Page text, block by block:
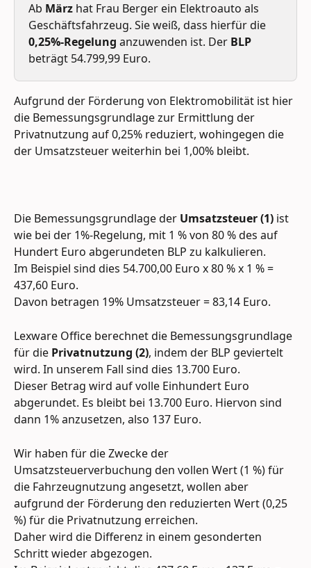
Ab März hat Frau Berger ein Elektroauto als
Geschäftsfahrzeug. Sie weiß, dass hierfür die
0,25%-Regelung anzuwenden ist. Der BLP
beträgt 54.799,99 Euro.
Aufgrund der Förderung von Elektromobilität ist hier
die Bemessungsgrundlage zur Ermittlung der
Privatnutzung auf 0,25% reduziert, wohingegen die
der Umsatzsteuer weiterhin bei 1,00% bleibt.
Die Bemessungsgrundlage der Umsatzsteuer(1) ist
wie bei der 1%-Regelung, mit 1 % von 80 % des auf
Hundert Euro abgerundeten BLP zu kalkulieren.
Im Beispiel sind dies 54.700,00 Euro x 80 % x 1 % =
437,60 Euro.
Davon betragen 19% Umsatzsteuer = 83,14 Euro.
Lexware Office berechnet die Bemessungsgrundlage
für die Privatnutzung (2), indem der BLP geviertelt
wird. In unserem Fall sind dies 13.700 Euro.
Dieser Betrag wird auf volle Einhundert Euro
abgerundet. Es bleibt bei 13.700 Euro. Hiervon sind
dann 1% anzusetzen, also 137 Euro.
Wir haben für die Zwecke der
Umsatzsteuerverbuchung den vollen Wert (1 %) für
die Fahrzeugnutzung angesetzt, wollen aber
aufgrund der Förderung den reduzierten Wert (0,25
%) für die Privatnutzung erreichen.
Daher wird die Differenz in einem gesonderten
Schritt wieder abgezogen.